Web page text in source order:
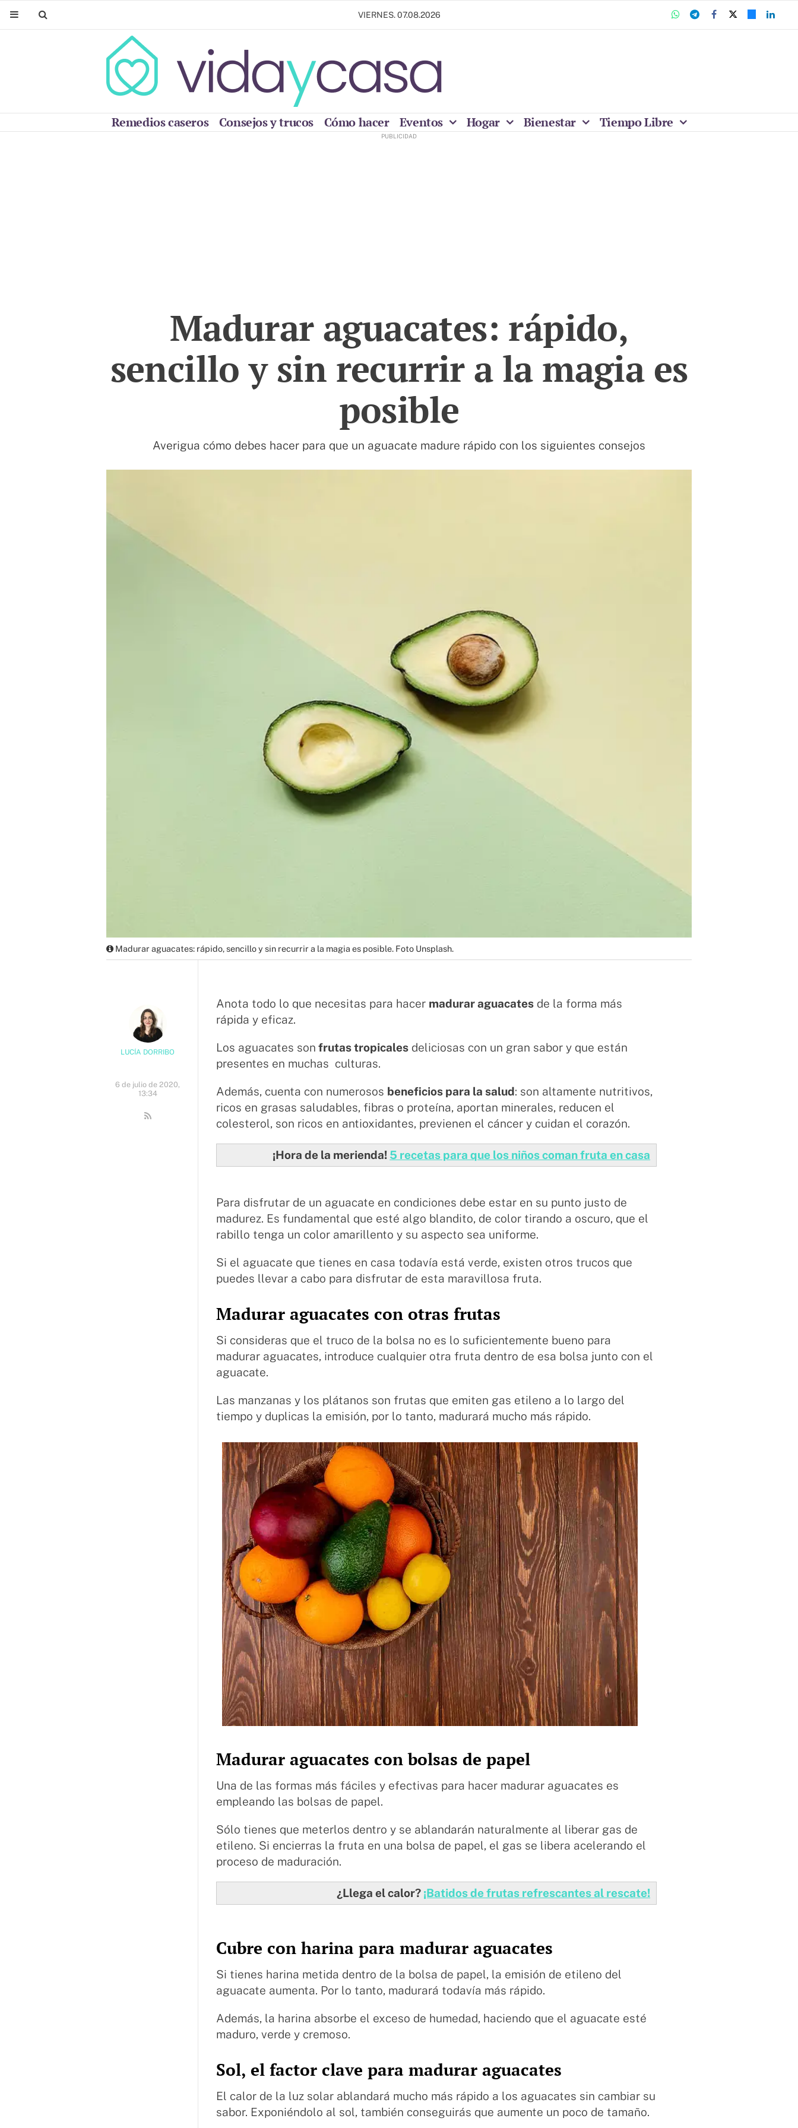
VIERNES. 07.08.2026
Remedios caseros Consejos y trucos Cómo hacer Eventos Hogar Bienestar Tiempo Libre
Madurar aguacates: rápido,
sencillo y sin recurrir a la magia es
posible
Averigua cómo debes hacer para que un aguacate madure rápido con los siguientes consejos
Madurar aguacates: rápido, sencillo y sin recurrir a la magia es posible. Foto Unsplash.
LUCÍA DORRIBO
6 de julio de 2020,
13:34
Anota todo lo que necesitas para hacer madurar aguacates de la forma más
rápida y eficaz.
Los aguacates son frutas tropicales deliciosas con un gran sabor y que están
presentes en muchas culturas.
Además, cuenta con numerosos beneficios para la salud: son altamente nutritivos,
ricos en grasas saludables, fibras o proteína, aportan minerales, reducen el
colesterol, son ricos en antioxidantes, previenen el cáncer y cuidan el corazón.
¡Hora de la merienda! 5 recetas para que los niños coman fruta en casa
Para disfrutar de un aguacate en condiciones debe estar en su punto justo de
madurez. Es fundamental que esté algo blandito, de color tirando a oscuro, que el
rabillo tenga un color amarillento y su aspecto sea uniforme.
Si el aguacate que tienes en casa todavía está verde, existen otros trucos que
puedes llevar a cabo para disfrutar de esta maravillosa fruta.
Madurar aguacates con otras frutas
Si consideras que el truco de la bolsa no es lo suficientemente bueno para
madurar aguacates, introduce cualquier otra fruta dentro de esa bolsa junto con el
aguacate.
Las manzanas y los plátanos son frutas que emiten gas etileno a lo largo del
tiempo y duplicas la emisión, por lo tanto, madurará mucho más rápido.
Madurar aguacates con bolsas de papel
Una de las formas más fáciles y efectivas para hacer madurar aguacates es
empleando las bolsas de papel.
Sólo tienes que meterlos dentro y se ablandarán naturalmente al liberar gas de
etileno. Si encierras la fruta en una bolsa de papel, el gas se libera acelerando el
proceso de maduración.
¿Llega el calor? ¡Batidos de frutas refrescantes al rescate!
Cubre con harina para madurar aguacates
Si tienes harina metida dentro de la bolsa de papel, la emisión de etileno del
aguacate aumenta. Por lo tanto, madurará todavía más rápido.
Además, la harina absorbe el exceso de humedad, haciendo que el aguacate esté
maduro, verde y cremoso.
Sol, el factor clave para madurar aguacates
El calor de la luz solar ablandará mucho más rápido a los aguacates sin cambiar su
sabor. Exponiéndolo al sol, también conseguirás que aumente un poco de tamaño.